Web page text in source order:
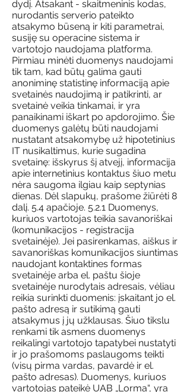
dydį. Atsakant - skaitmeninis kodas,
nurodantis serverio pateikto
atsakymo būseną ir kiti parametrai,
susiję su operacine sistema ir
vartotojo naudojama platforma.
Pirmiau minėti duomenys naudojami
tik tam, kad būtų galima gauti
anoniminę statistinę informaciją apie
svetainės naudojimą ir patikrinti, ar
svetainė veikia tinkamai, ir yra
panaikinami iškart po apdorojimo. Šie
duomenys galėtų būti naudojami
nustatant atsakomybę už hipotetinius
IT nusikaltimus, kurie sugadina
svetainę: išskyrus šį atvejį, informacija
apie internetinius kontaktus šiuo metu
nėra saugoma ilgiau kaip septynias
dienas. Dėl slapukų, prašome žiūrėti 8
dalį. 5.4 apačioje. 5.2.1 Duomenys,
kuriuos vartotojas teikia savanoriškai
(komunikacijos - registracija
svetainėje). Jei pasirenkamas, aiškus ir
savanoriškas komunikacijos siuntimas
naudojant kontaktines formas
svetainėje arba el. paštu šioje
svetainėje nurodytais adresais, vėliau
reikia surinkti duomenis: įskaitant jo el.
pašto adresą ir sutikimą gauti
atsakymus į jų užklausas. Šiuo tikslu
renkami tik asmens duomenys
reikalingi vartotojo tapatybei nustatyti
ir jo prašomoms paslaugoms teikti
(visų pirma vardas, pavardė ir el.
pašto adresas). Duomenys, kuriuos
vartotojas pateikė UAB „Lorma“, yra